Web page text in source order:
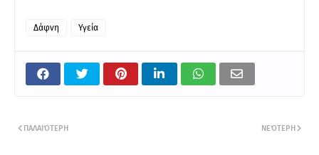
Δάφνη Υγεία
ΝΕΌΤΕΡΗ
ΠΑΛΑΙΌΤΕΡΗ